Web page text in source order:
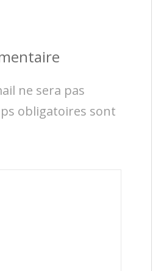
ne sera pas
obligatoires sont